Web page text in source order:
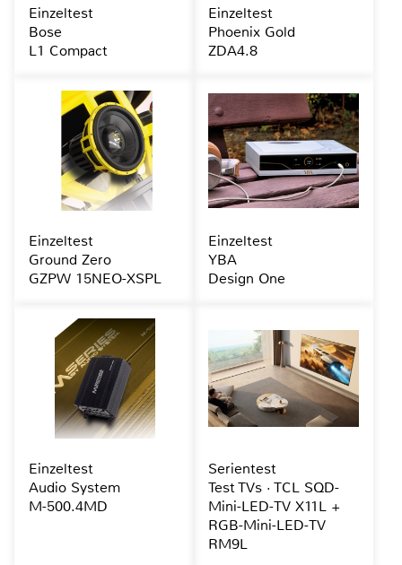
Einzeltest
Bose
L1 Compact
Einzeltest
Phoenix Gold
ZDA4.8
Einzeltest
Ground Zero
GZPW 15NEO-XSPL
Einzeltest
YBA
Design One
Einzeltest
Audio System
M-500.4MD
Serientest
Test TVs · TCL SQD-
Mini-LED-TV X11L +
RGB-Mini-LED-TV
RM9L